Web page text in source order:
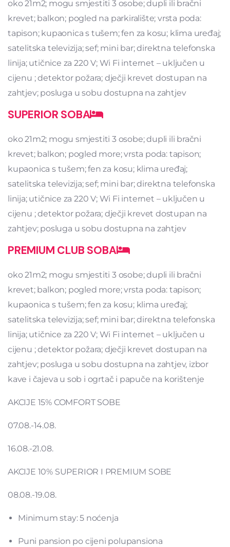
oko 21m2; mogu smjestiti 3 osobe; dupli ili bračni
krevet; balkon; pogled na parkiralište; vrsta poda:
tapison; kupaonica s tušem; fen za kosu; klima uređaj;
satelitska televizija; sef; mini bar; direktna telefonska
linija; utičnice za 220 V; Wi Fi internet – uključen u
cijenu ; detektor požara; dječji krevet dostupan na
zahtjev; posluga u sobu dostupna na zahtjev
SUPERIOR SOBA
oko 21m2; mogu smjestiti 3 osobe; dupli ili bračni
krevet; balkon; pogled more; vrsta poda: tapison;
kupaonica s tušem; fen za kosu; klima uređaj;
satelitska televizija; sef; mini bar; direktna telefonska
linija; utičnice za 220 V; Wi Fi internet – uključen u
cijenu ; detektor požara; dječji krevet dostupan na
zahtjev; posluga u sobu dostupna na zahtjev
PREMIUM CLUB SOBA
oko 21m2; mogu smjestiti 3 osobe; dupli ili bračni
krevet; balkon; pogled more; vrsta poda: tapison;
kupaonica s tušem; fen za kosu; klima uređaj;
satelitska televizija; sef; mini bar; direktna telefonska
linija; utičnice za 220 V; Wi Fi internet – uključen u
cijenu ; detektor požara; dječji krevet dostupan na
zahtjev; posluga u sobu dostupna na zahtjev, izbor
kave i čajeva u sob i ogrtač i papuče na korištenje
AKCIJE 15% COMFORT SOBE
07.08.-14.08.
16.08.-21.08.
AKCIJE 10% SUPERIOR I PREMIUM SOBE
08.08.-19.08.
Minimum stay: 5 noćenja
Puni pansion po cijeni polupansiona